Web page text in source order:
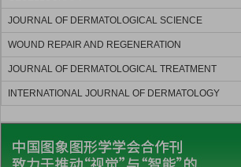
JOURNAL OF DERMATOLOGICAL SCIENCE
WOUND REPAIR AND REGENERATION
JOURNAL OF DERMATOLOGICAL TREATMENT
INTERNATIONAL JOURNAL OF DERMATOLOGY